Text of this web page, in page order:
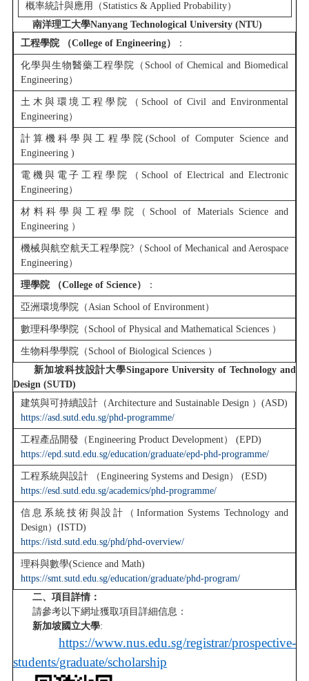
概率統計與應用（Statistics & Applied Probability）
南洋理工大學Nanyang Technological University (NTU)
工程學院 （College of Engineering）
：
化學與生物醫藥工程學院（School of Chemical and Biomedical
Engineering）
土木與環境工程學院（School of Civil and Environmental
Engineering）
計算機科學與工程學院(School of Computer Science and
Engineering )
電機與電子工程學院（School of Electrical and Electronic
Engineering）
材料科學與工程學院（School of Materials Science and
Engineering ）
機械與航空航天工程學院?（School of Mechanical and Aerospace
Engineering）
理學院 （College of Science） ：
亞洲環境學院（Asian School of Environment）
數理科學學院（School of Physical and Mathematical Sciences ）
生物科學學院（School of Biological Sciences ）
新加坡科技設計大學Singapore University of Technology and
Design (SUTD)
建筑與可持續設計（Architecture and Sustainable Design ）(ASD)
https://asd.sutd.edu.sg/phd-programme/
工程產品開發（Engineering Product Development） (EPD)
https://epd.sutd.edu.sg/education/graduate/epd-phd-programme/
工程系統與設計 （Engineering Systems and Design） (ESD)
https://esd.sutd.edu.sg/academics/phd-programme/
信息系統技術與設計（Information Systems Technology and
Design）(ISTD)
https://istd.sutd.edu.sg/phd/phd-overview/
理科與數學(Science and Math)
https://smt.sutd.edu.sg/education/graduate/phd-program/
二、項目詳情：
請參考以下網址獲取項目詳細信息：
新加坡國立大學:
https://www.nus.edu.sg/registrar/prospective-
students/graduate/scholarship